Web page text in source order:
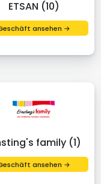
ETSAN (10)
ansehen →
family (1)
ansehen →